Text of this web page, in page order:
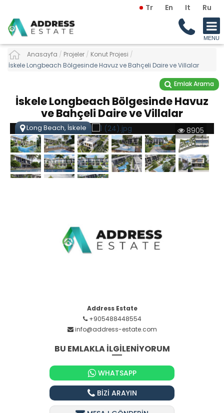
Tr En It Ru
Anasayfa / Projeler / Konut Projesi /
İskele Longbeach Bölgesinde Havuz ve Bahçeli Daire ve Villalar
Emlak Arama
İskele Longbeach Bölgesinde Havuz
ve Bahçeli Daire ve Villalar
8905
Long Beach, İskele
Address Estate
+905488448554
info@address-estate.com
BU EMLAKLA İLGİLENİYORUM
WHATSAPP
BİZİ ARAYIN